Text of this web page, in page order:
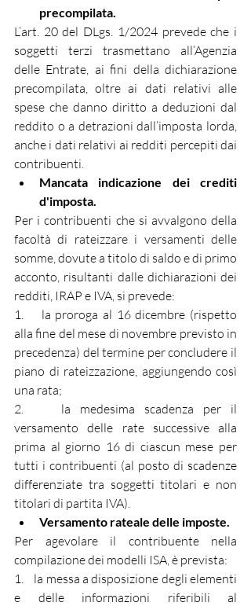
precompilata.
L’art. 20 del DLgs. 1/2024 prevede che i
soggetti terzi trasmettano all’Agenzia
delle Entrate, ai fini della dichiarazione
precompilata, oltre ai dati relativi alle
spese che danno diritto a deduzioni dal
reddito o a detrazioni dall’imposta lorda,
anche i dati relativi ai redditi percepiti dai
contribuenti.
Mancata indicazione dei crediti
d'imposta.
Per i contribuenti che si avvalgono della
facoltà di rateizzare i versamenti delle
somme, dovute a titolo di saldo e di primo
acconto, risultanti dalle dichiarazioni dei
redditi, IRAP e IVA, si prevede:
1.    la proroga al 16 dicembre (rispetto
alla fine del mese di novembre previsto in
precedenza) del termine per concludere il
piano di rateizzazione, aggiungendo così
una rata;
2.    la medesima scadenza per il
versamento delle rate successive alla
prima al giorno 16 di ciascun mese per
tutti i contribuenti (al posto di scadenze
differenziate tra soggetti titolari e non
titolari di partita IVA).
Versamento rateale delle imposte.
Per agevolare il contribuente nella
compilazione dei modelli ISA, è prevista:
1.    la messa a disposizione degli elementi
e delle informazioni riferibili al